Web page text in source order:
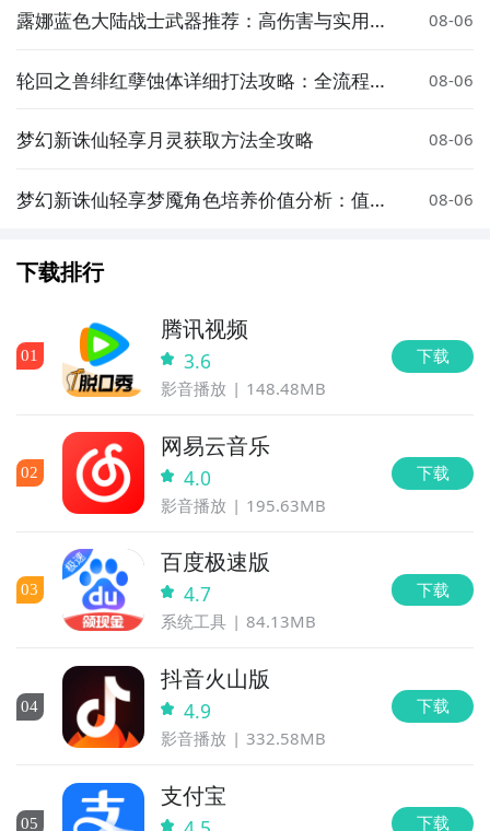
露娜蓝色大陆战士武器推荐：高伤害与实用性
08-06
轮回之兽绯红孽蚀体详细打法攻略：全流程通
08-06
梦幻新诛仙轻享月灵获取方法全攻略 08-06
梦幻新诛仙轻享梦魇角色培养价值分析：值得
08-06
下载排行
01
腾讯视频
3.6
影音播放 148.48MB
下载
02
网易云音乐
4.0
影音播放 195.63MB
下载
03
百度极速版
4.7
系统工具 84.13MB
下载
04
抖音火山版
4.9
影音播放 332.58MB
下载
05
支付宝
下载